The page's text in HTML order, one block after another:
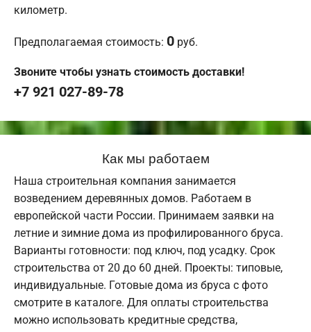
километр.
Предполагаемая стоимость: 0 руб.
Звоните чтобы узнать стоимость доставки!
+7 921 027-89-78
Как мы работаем
Наша строительная компания занимается
возведением деревянных домов. Работаем в
европейской части России. Принимаем заявки на
летние и зимние дома из профилированного бруса.
Варианты готовности: под ключ, под усадку. Срок
строительства от 20 до 60 дней. Проекты: типовые,
индивидуальные. Готовые дома из бруса с фото
смотрите в каталоге. Для оплаты строительства
можно использовать кредитные средства,